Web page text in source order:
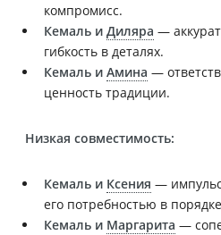
компромисс.
Кемаль и Диляра —
гибкость в деталях.
Кемаль и Амина —
ценность традиции.
Низкая совместимость:
Кемаль и Ксения —
его потребностью в
Кемаль и Маргарита —